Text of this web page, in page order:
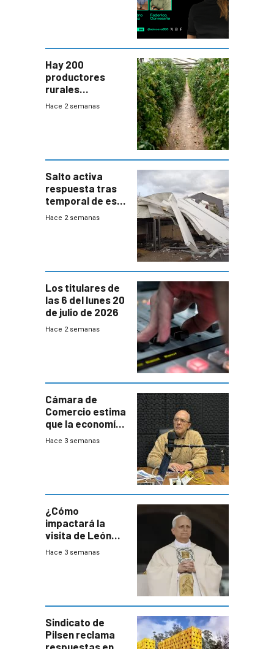
Hay 200
productores
rurales
afectados tras
Hace 2 semanas
Salto activa
respuesta tras
temporal de este
sábado con
Hace 2 semanas
Los titulares de
las 6 del lunes 20
de julio de 2026
Hace 2 semanas
Cámara de
Comercio estima
que la economía
crecerá 1,6%
Hace 3 semanas
¿Cómo
impactará la
visita de León
XIV a Uruguay?
Hace 3 semanas
Sindicato de
Pilsen reclama